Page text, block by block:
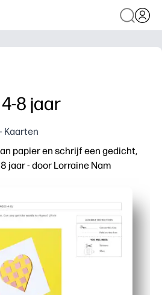
8 jaar
Kaarten
papier en schrijf een gedicht,
jaar - door Lorraine Nam
taak die zorgt voor fijne
met de gedichtprompt -
in de klas gebruiken voor feesten